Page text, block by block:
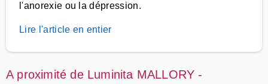
l'anorexie ou la dépression.
Lire l'article en entier
A proximité de Luminita MALLORY -